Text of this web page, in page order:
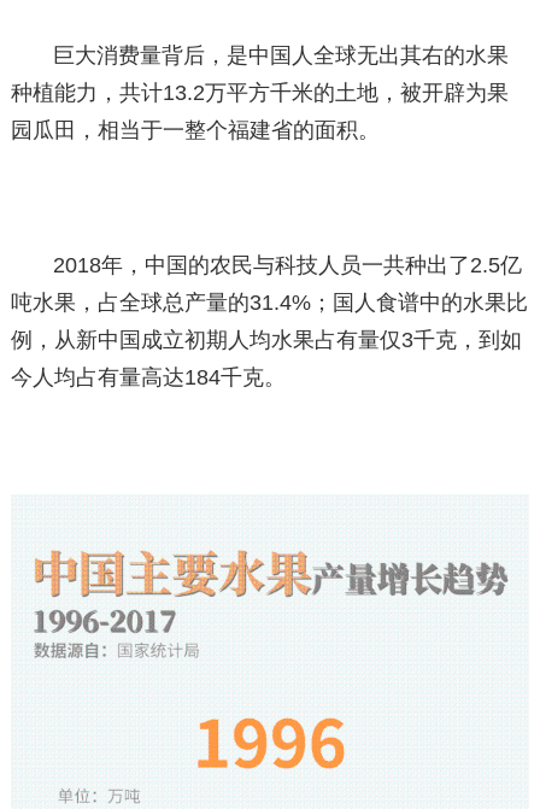
巨大消费量背后，是中国人全球无出其右的水果
种植能力，共计13.2万平方千米的土地，被开辟为果
园瓜田，相当于一整个福建省的面积。
2018年，中国的农民与科技人员一共种出了2.5亿
吨水果，占全球总产量的31.4%；国人食谱中的水果比
例，从新中国成立初期人均水果占有量仅3千克，到如
今人均占有量高达184千克。